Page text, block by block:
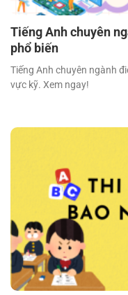
Tiếng Anh chuyên
phổ biến
Tiếng Anh chuyên ngành
vực kỹ. Xem ngay!